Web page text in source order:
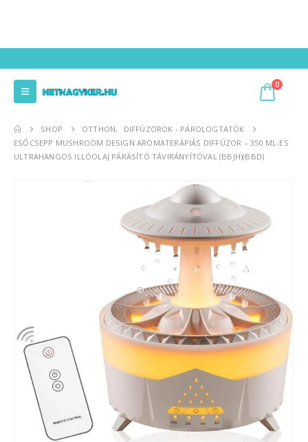
0
SHOP OTTHON,
DIFFÚZOROK - PÁROLOGTATÓK
ESŐCSEPP MUSHROOM DESIGN AROMATERÁPIÁS DIFFÚZOR – 350 ML-ES
ULTRAHANGOS ILLÓOLAJ PÁRÁSÍTÓ TÁVIRÁNYÍTÓVAL (BBJH)(BBD)